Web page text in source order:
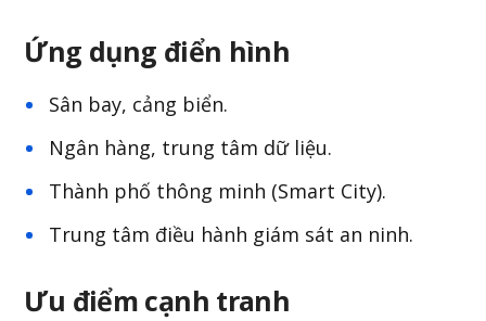
Ứng dụng điển hình
Sân bay, cảng biển.
Ngân hàng, trung tâm dữ liệu.
Thành phố thông minh (Smart City).
Trung tâm điều hành giám sát an ninh.
Ưu điểm cạnh tranh